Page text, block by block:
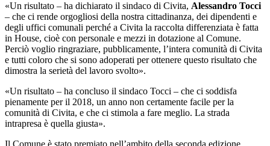
«Un risultato – ha dichiarato il sindaco di Civita, Alessandro Tocci
– che ci rende orgogliosi della nostra cittadinanza, dei dipendenti e
degli uffici comunali perché a Civita la raccolta differenziata è fatta
in House, cioè con personale e mezzi in dotazione al Comune.
Perciò voglio ringraziare, pubblicamente, l’intera comunità di Civita
e tutti coloro che si sono adoperati per ottenere questo risultato che
dimostra la serietà del lavoro svolto».
«Un risultato – ha concluso il sindaco Tocci – che ci soddisfa
pienamente per il 2018, un anno non certamente facile per la
comunità di Civita, e che ci stimola a fare meglio. La strada
intrapresa è quella giusta».